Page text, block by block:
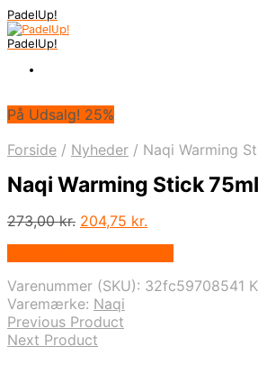
PadelUp!
PadelUp!
På Udsalg! 25%
Forside / Nyheder / Naqi Warming
Naqi Warming Stick 75ml
273,00kr. Den
273,00 kr..
204,75 kr.
204,75 kr..
Varenummer (SKU): 32fc59708541
Varemærke: Naqi
Previous Product
Next Product